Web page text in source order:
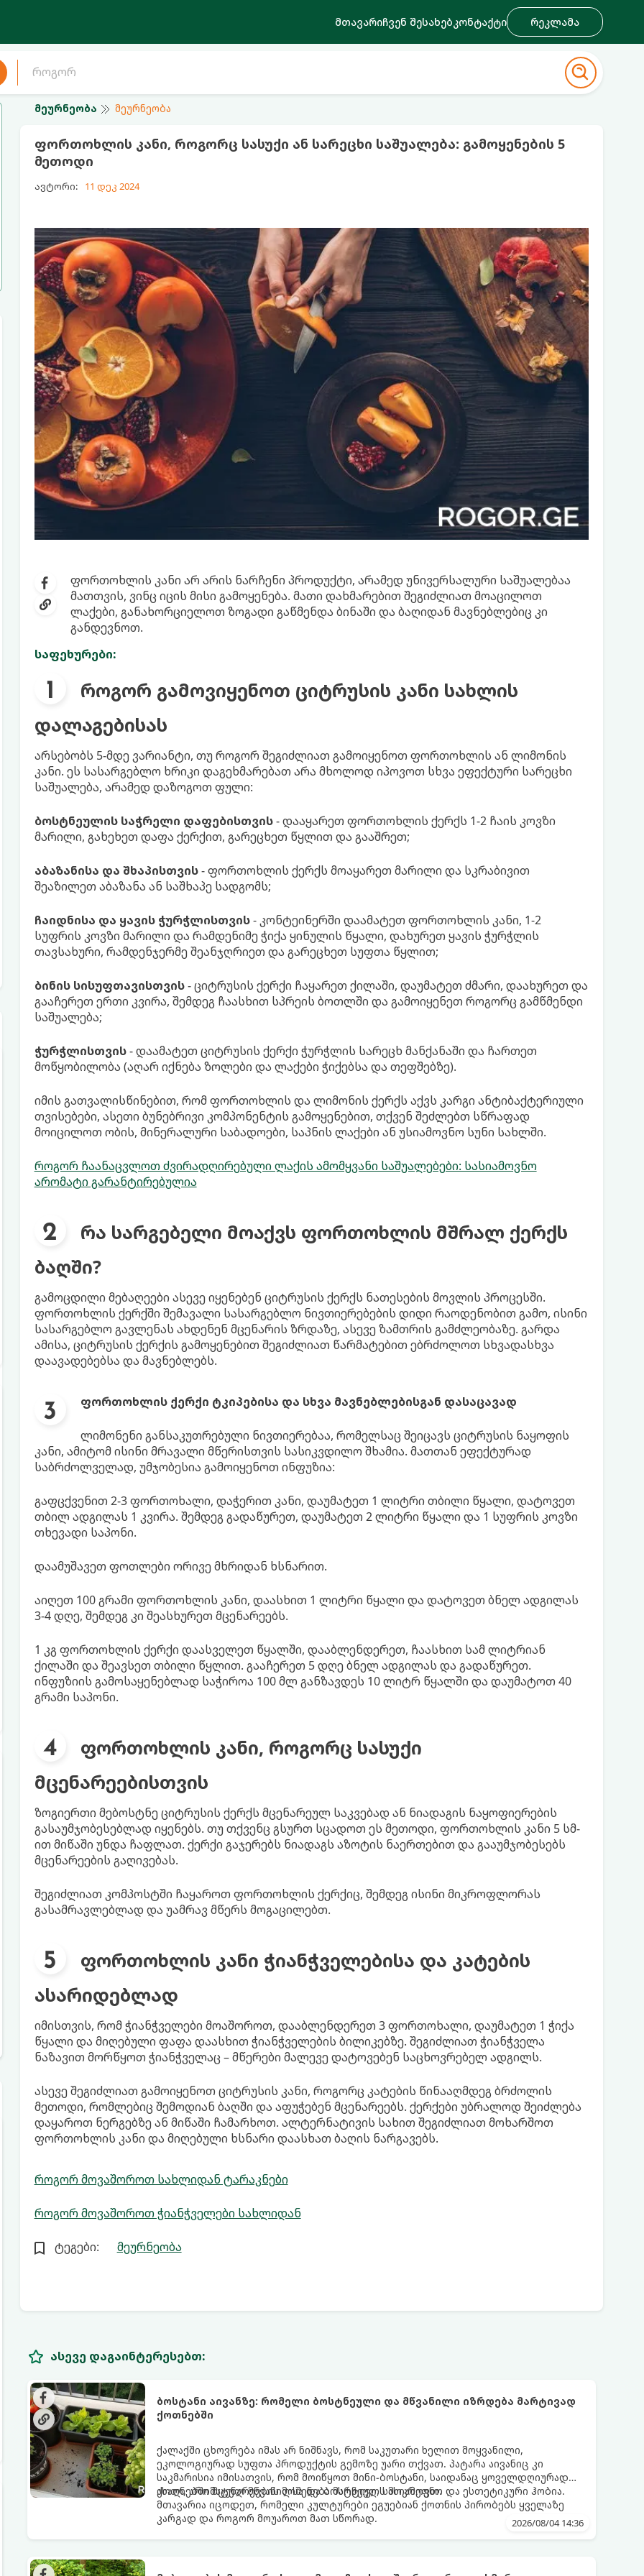
მთავარიჩვენ შესახებკონტაქტი რეკლამა
მეურნეობა მეურნეობა
ფორთოხლის კანი, როგორც სასუქი ან სარეცხი საშუალება: გამოყენების 5
მეთოდი
ავტორი: 11 დეკ 2024
ფორთოხლის კანი არ არის ნარჩენი პროდუქტი, არამედ უნივერსალური საშუალებაა
მათთვის, ვინც იცის მისი გამოყენება. მათი დახმარებით შეგიძლიათ მოაცილოთ
ლაქები, განახორციელოთ ზოგადი გაწმენდა ბინაში და ბაღიდან მავნებლებიც კი
განდევნოთ.
საფეხურები:
როგორ გამოვიყენოთ ციტრუსის კანი სახლის
დალაგებისას
არსებობს 5-მდე ვარიანტი, თუ როგორ შეგიძლიათ გამოიყენოთ ფორთოხლის ან ლიმონის
კანი. ეს სასარგებლო ხრიკი დაგეხმარებათ არა მხოლოდ იპოვოთ სხვა ეფექტური სარეცხი
საშუალება, არამედ დაზოგოთ ფული:
ბოსტნეულის საჭრელი დაფებისთვის- დააყარეთ ფორთოხლის ქერქს 1-2 ჩაის კოვზი
მარილი, გახეხეთ დაფა ქერქით, გარეცხეთ წყლით და გააშრეთ;
აბაზანისა და შხაპისთვის- ფორთოხლის ქერქს მოაყარეთ მარილი და სკრაბივით
შეაზილეთ აბაზანა ან საშხაპე სადგომს;
ჩაიდნისა და ყავის ჭურჭლისთვის- კონტეინერში დაამატეთ ფორთოხლის კანი, 1-2
სუფრის კოვზი მარილი და რამდენიმე ჭიქა ყინულის წყალი, დახურეთ ყავის ჭურჭლის
თავსახური, რამდენჯერმე შეანჯღრიეთ და გარეცხეთ სუფთა წყლით;
ბინის სისუფთავისთვის- ციტრუსის ქერქი ჩაყარეთ ქილაში, დაუმატეთ ძმარი, დაახურეთ და
გააჩერეთ ერთი კვირა, შემდეგ ჩაასხით სპრეის ბოთლში და გამოიყენეთ როგორც გამწმენდი
საშუალება;
ჭურჭლისთვის- დაამატეთ ციტრუსის ქერქი ჭურჭლის სარეცხ მანქანაში და ჩართეთ
მოწყობილობა (აღარ იქნება ზოლები და ლაქები ჭიქებსა და თეფშებზე).
იმის გათვალისწინებით, რომ ფორთოხლის და ლიმონის ქერქს აქვს კარგი ანტიბაქტერიული
თვისებები, ასეთი ბუნებრივი კომპონენტის გამოყენებით, თქვენ შეძლებთ სწრაფად
მოიცილოთ ობის, მინერალური საბადოები, საპნის ლაქები ან უსიამოვნო სუნი სახლში.
როგორ ჩაანაცვლოთ ძვირადღირებული ლაქის ამომყვანი საშუალებები: სასიამოვნო
არომატი გარანტირებულია
რა სარგებელი მოაქვს ფორთოხლის მშრალ ქერქს
ბაღში?
გამოცდილი მებაღეები ასევე იყენებენ ციტრუსის ქერქს ნათესების მოვლის პროცესში.
ფორთოხლის ქერქში შემავალი სასარგებლო ნივთიერებების დიდი რაოდენობით გამო, ისინი
სასარგებლო გავლენას ახდენენ მცენარის ზრდაზე, ასევე ზამთრის გამძლეობაზე. გარდა
ამისა, ციტრუსის ქერქის გამოყენებით შეგიძლიათ წარმატებით ებრძოლოთ სხვადასხვა
დაავადებებსა და მავნებლებს.
ფორთოხლის ქერქი ტკიპებისა და სხვა მავნებლებისგან დასაცავად
ლიმონენი განსაკუთრებული ნივთიერებაა, რომელსაც შეიცავს ციტრუსის ნაყოფის
კანი, ამიტომ ისინი მრავალი მწერისთვის სასიკვდილო შხამია. მათთან ეფექტურად
საბრძოლველად, უმჯობესია გამოიყენოთ ინფუზია:
გაფცქვენით 2-3 ფორთოხალი, დაჭერით კანი, დაუმატეთ 1 ლიტრი თბილი წყალი, დატოვეთ
თბილ ადგილას 1 კვირა. შემდეგ გადაწურეთ, დაუმატეთ 2 ლიტრი წყალი და 1 სუფრის კოვზი
თხევადი საპონი.
დაამუშავეთ ფოთლები ორივე მხრიდან ხსნარით.
აიღეთ 100 გრამი ფორთოხლის კანი, დაასხით 1 ლიტრი წყალი და დატოვეთ ბნელ ადგილას
3-4 დღე, შემდეგ კი შეასხურეთ მცენარეებს.
1 კგ ფორთოხლის ქერქი დაასველეთ წყალში, დააბლენდერეთ, ჩაასხით სამ ლიტრიან
ქილაში და შეავსეთ თბილი წყლით. გააჩერეთ 5 დღე ბნელ ადგილას და გადაწურეთ.
ინფუზიის გამოსაყენებლად საჭიროა 100 მლ განზავდეს 10 ლიტრ წყალში და დაუმატოთ 40
გრამი საპონი.
ფორთოხლის კანი, როგორც სასუქი
მცენარეებისთვის
ზოგიერთი მებოსტნე ციტრუსის ქერქს მცენარეულ საკვებად ან ნიადაგის ნაყოფიერების
გასაუმჯობესებლად იყენებს. თუ თქვენც გსურთ სცადოთ ეს მეთოდი, ფორთოხლის კანი 5 სმ-
ით მიწაში უნდა ჩაფლათ. ქერქი გაჯერებს ნიადაგს აზოტის ნაერთებით და გააუმჯობესებს
მცენარეების გაღივებას.
შეგიძლიათ კომპოსტში ჩაყაროთ ფორთოხლის ქერქიც, შემდეგ ისინი მიკროფლორას
გასამრავლებლად და უამრავ მწერს მოგაცილებთ.
ფორთოხლის კანი ჭიანჭველებისა და კატების
ასარიდებლად
იმისთვის, რომ ჭიანჭველები მოაშოროთ, დააბლენდერეთ 3 ფორთოხალი, დაუმატეთ 1 ჭიქა
წყალი და მიღებული ფაფა დაასხით ჭიანჭველების ბილიკებზე. შეგიძლიათ ჭიანჭველა
ნაზავით მორწყოთ ჭიანჭველაც – მწერები მალევე დატოვებენ საცხოვრებელ ადგილს.
ასევე შეგიძლიათ გამოიყენოთ ციტრუსის კანი, როგორც კატების წინააღმდეგ ბრძოლის
მეთოდი, რომლებიც შემოდიან ბაღში და აფუჭებენ მცენარეებს. ქერქები უბრალოდ შეიძლება
დაყაროთ ნერგებზე ან მიწაში ჩამარხოთ. ალტერნატივის სახით შეგიძლიათ მოხარშოთ
ფორთოხლის კანი და მიღებული ხსნარი დაასხათ ბაღის ნარგავებს.
როგორ მოვაშოროთ სახლიდან ტარაკნები
როგორ მოვაშოროთ ჭიანჭველები სახლიდან
ტეგები: მეურნეობა
ასევე დაგაინტერესებთ:
ბოსტანი აივანზე: რომელი ბოსტნეული და მწვანილი იზრდება მარტივად
ქოთნებში
ქალაქში ცხოვრება იმას არ ნიშნავს, რომ საკუთარი ხელით მოყვანილი,
ეკოლოგიურად სუფთა პროდუქტის გემოზე უარი თქვათ. პატარა აივანიც კი
საკმარისია იმისათვის, რომ მოიწყოთ მინი-ბოსტანი, საიდანაც ყოველდღიურად
ახალ, არომატულ მწვანილსა და ბოსტნეულს მოკრეფთ.
ქოთნებში მცენარეების მოშენება მარტივი, სასიამოვნო და ესთეტიკური ჰობია.
მთავარია იცოდეთ, რომელი კულტურები ეგუებიან ქოთნის პირობებს ყველაზე
კარგად და როგორ მოუაროთ მათ სწორად.
2026/08/04 14:36